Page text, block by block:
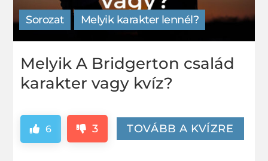
Sorozat Melyik karakter lennél?
Melyik A Bridgerton család
karakter vagy kvíz?
6 3 TOVÁBB A KVÍZRE